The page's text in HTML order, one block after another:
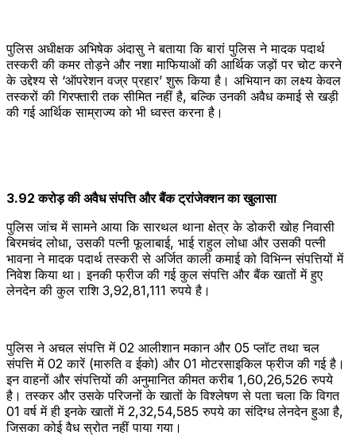
पुलिस अधीक्षक अभिषेक अंदासु ने बताया कि बारां पुलिस ने मादक पदार्थ
तस्करी की कमर तोड़ने और नशा माफियाओं की आर्थिक जड़ों पर चोट करने
के उद्देश्य से ‘ऑपरेशन वज्र प्रहार’ शुरू किया है। अभियान का लक्ष्य केवल
तस्करों की गिरफ्तारी तक सीमित नहीं है, बल्कि उनकी अवैध कमाई से खड़ी
की गई आर्थिक साम्राज्य को भी ध्वस्त करना है।
3.92 करोड़ की अवैध संपत्ति और बैंक ट्रांजेक्शन का खुलासा
पुलिस जांच में सामने आया कि सारथल थाना क्षेत्र के डोकरी खोह निवासी
बिरमचंद लोधा, उसकी पत्नी फूलाबाई, भाई राहुल लोधा और उसकी पत्नी
भावना ने मादक पदार्थ तस्करी से अर्जित काली कमाई को विभिन्न संपत्तियों में
निवेश किया था। इनकी फ्रीज की गई कुल संपत्ति और बैंक खातों में हुए
लेनदेन की कुल राशि 3,92,81,111 रुपये है।
पुलिस ने अचल संपत्ति में 02 आलीशान मकान और 05 प्लॉट तथा चल
संपत्ति में 02 कारें (मारुति व ईको) और 01 मोटरसाइकिल फ्रीज की गई है।
इन वाहनों और संपत्तियों की अनुमानित कीमत करीब 1,60,26,526 रुपये
है। तस्कर और उसके परिजनों के खातों के विश्लेषण से पता चला कि विगत
01 वर्ष में ही इनके खातों में 2,32,54,585 रुपये का संदिग्ध लेनदेन हुआ है,
जिसका कोई वैध स्रोत नहीं पाया गया।